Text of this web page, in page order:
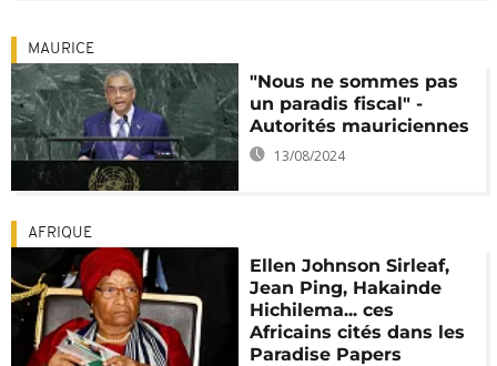
MAURICE
"Nous ne sommes pas
un paradis fiscal" -
Autorités mauriciennes
13/08/2024
AFRIQUE
Ellen Johnson Sirleaf,
Jean Ping, Hakainde
Hichilema... ces
Africains cités dans les
Paradise Papers